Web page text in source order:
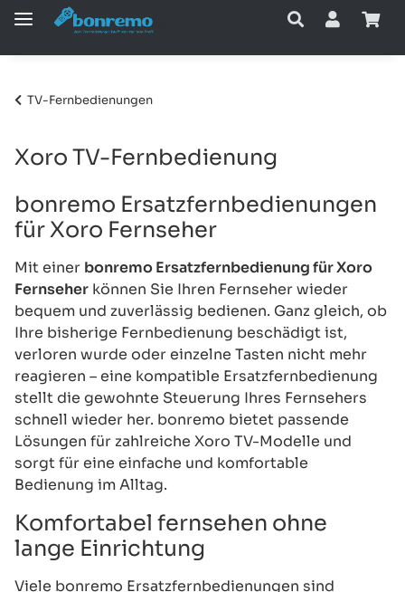
TV-Fernbedienungen
Xoro TV-Fernbedienung
bonremo Ersatzfernbedienungen
für Xoro Fernseher
Mit einer bonremo Ersatzfernbedienung für Xoro
Fernseher können Sie Ihren Fernseher wieder
bequem und zuverlässig bedienen. Ganz gleich, ob
Ihre bisherige Fernbedienung beschädigt ist,
verloren wurde oder einzelne Tasten nicht mehr
reagieren – eine kompatible Ersatzfernbedienung
stellt die gewohnte Steuerung Ihres Fernsehers
schnell wieder her. bonremo bietet passende
Lösungen für zahlreiche Xoro TV-Modelle und
sorgt für eine einfache und komfortable
Bedienung im Alltag.
Komfortabel fernsehen ohne
lange Einrichtung
Viele bonremo Ersatzfernbedienungen sind